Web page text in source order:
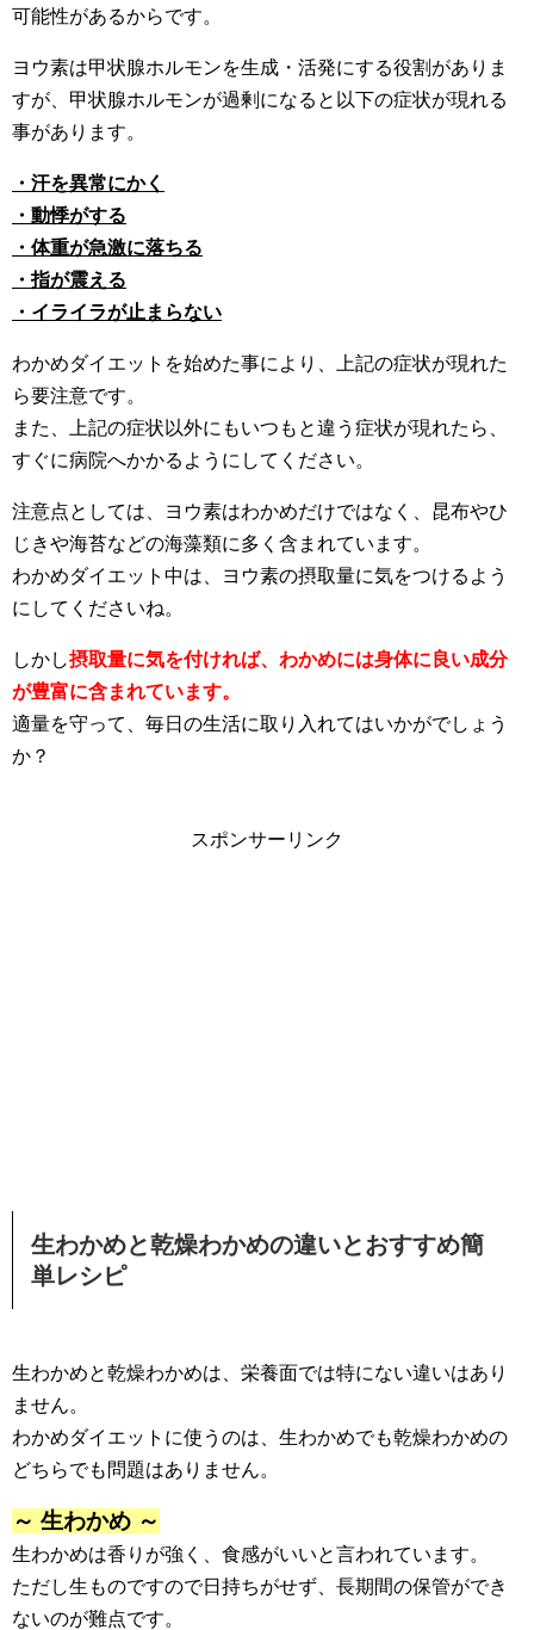
可能性があるからです。
ヨウ素は甲状腺ホルモンを生成・活発にする役割がありま
すが、甲状腺ホルモンが過剰になると以下の症状が現れる
事があります。
・汗を異常にかく
・動悸がする
・体重が急激に落ちる
・指が震える
・イライラが止まらない
わかめダイエットを始めた事により、上記の症状が現れた
ら要注意です。
また、上記の症状以外にもいつもと違う症状が現れたら、
すぐに病院へかかるようにしてください。
注意点としては、ヨウ素はわかめだけではなく、昆布やひ
じきや海苔などの海藻類に多く含まれています。
わかめダイエット中は、ヨウ素の摂取量に気をつけるよう
にしてくださいね。
しかし摂取量に気を付ければ、わかめには身体に良い成分
が豊富に含まれています。
適量を守って、毎日の生活に取り入れてはいかがでしょう
か？
スポンサーリンク
生わかめと乾燥わかめの違いとおすすめ簡
単レシピ
生わかめと乾燥わかめは、栄養面では特にない違いはあり
ません。
わかめダイエットに使うのは、生わかめでも乾燥わかめの
どちらでも問題はありません。
～ 生わかめ ～
生わかめは香りが強く、食感がいいと言われています。
ただし生ものですので日持ちがせず、長期間の保管ができ
ないのが難点です。